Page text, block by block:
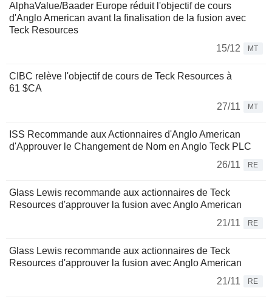
AlphaValue/Baader Europe réduit l'objectif de cours
d'Anglo American avant la finalisation de la fusion avec
Teck Resources
15/12
MT
CIBC relève l'objectif de cours de Teck Resources à
61 $CA
27/11
MT
ISS Recommande aux Actionnaires d'Anglo American
d'Approuver le Changement de Nom en Anglo Teck PLC
26/11
RE
Glass Lewis recommande aux actionnaires de Teck
Resources d'approuver la fusion avec Anglo American
21/11
RE
Glass Lewis recommande aux actionnaires de Teck
Resources d'approuver la fusion avec Anglo American
21/11
RE